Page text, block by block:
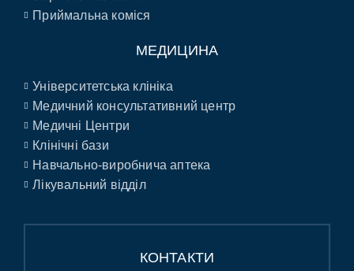
Приймальна коміся
МЕДИЦИНА
Університетська клініка
Медичний консультативний центр
Медичні Центри
Клінічні бази
Навчально-виробнича аптека
Лікувальний відділ
КОНТАКТИ